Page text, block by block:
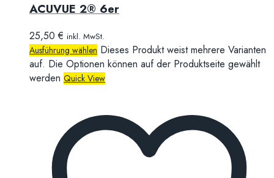
ACUVUE 2® 6er
25,50€ inkl. MwSt.
Ausführung wählen Dieses Produkt weist mehrere Varianten
auf. Die Optionen können auf der Produktseite gewählt
werden Quick View